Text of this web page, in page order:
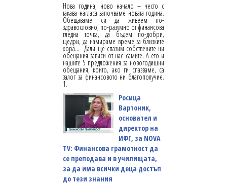
Нова година, ново начало – често с
такава нагласа започваме новата година.
Обещаваме си да живеем по-
здравословно, по-разумно от финансова
гледна точка, да бъдем по-добри,
щедри, да намираме време за близките
хора... Дали ще спазим собствените ни
обещания зависи от нас самите. А ето и
нашите 5 предложения за новогодишни
обещания, които, ако ги спазваме, са
залог за финансовото ни благополучие.
1.
Росица
Вартоник,
основател и
директор на
ИФГ, за NOVA
TV: Финансова грамотност да
се преподава и в училищата,
за да има всички деца достъп
до тези знания